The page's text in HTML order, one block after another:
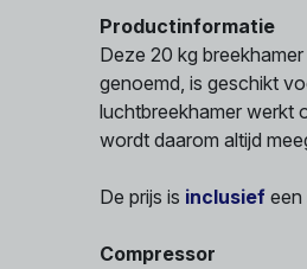
Productinformatie
Deze 20 kg
genoemd, is geschikt
luchtbreekhamer werkt
wordt daarom altijd
De prijs is inclusief een
Compressor